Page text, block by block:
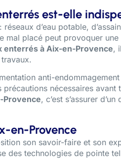
est-elle
d’eau potable,
placé peut provoquer
enterrés à Aix-en-Provence,
anti-
nécessaires avant
Provence, c’est s’assurer
en-Provence
son savoir-faire et son
des technologies de pointe